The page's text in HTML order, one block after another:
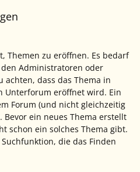
Themen zu eröffnen. Es bedarf
Administratoren oder
achten, dass das Thema in
Unterforum eröffnet wird. Ein
Forum (und nicht gleichzeitig
ein neues Thema erstellt
schon ein solches Thema gibt.
die das Finden